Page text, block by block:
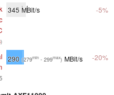
)
345 MBit/s -5%
290 (279min - 299max) MBit/s -20%